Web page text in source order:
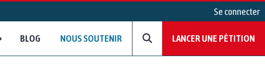
Se connecter
BLOG NOUS SOUTENIR LANCER UNE PÉTITION